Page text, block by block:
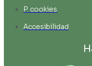
P. cookies
Accesibilidad